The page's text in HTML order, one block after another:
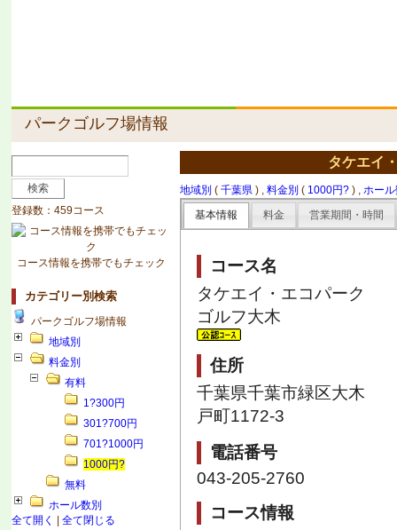
パークゴルフ場情報
登録数：459コース
コース情報を携帯でもチェック
カテゴリー別検索
パークゴルフ場情報
地域別
料金別
有料
1?300円
301?700円
701?1000円
1000円?
無料
ホール数別
全て開く
全て閉じる
タケエイ
地域別 ( 千葉県) , 料金別 ( 1000円?) , ホー
基本情報
料金 営業期間・時間
コース名
タケエイ・エコパーク
ゴルフ大木
住所
千葉県千葉市緑区大木
戸町1172-3
電話番号
043-205-2760
コース情報